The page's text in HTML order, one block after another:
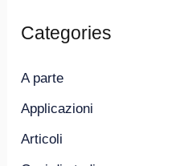
Categories
A parte
Applicazioni
Articoli